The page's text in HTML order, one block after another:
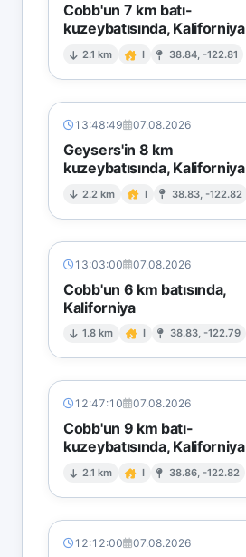
Cobb'un 7 km batı-
kuzeybatısında, Kaliforniya
2.1 km I 38.84, -122.81
13:48:49 07.08.2026
Geysers'in 8 km
kuzeybatısında, Kaliforniya
2.2 km I 38.83, -122.82
13:03:00 07.08.2026
Cobb'un 6 km batısında,
Kaliforniya
1.8 km I 38.83, -122.79
12:47:10 07.08.2026
Cobb'un 9 km batı-
kuzeybatısında, Kaliforniya
2.1 km I 38.86, -122.82
12:12:00 07.08.2026